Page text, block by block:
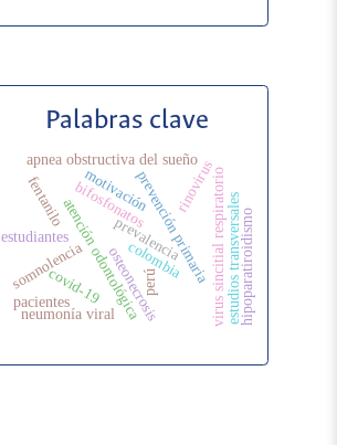
Palabras clave
bifosfonatos
osteonecrosis
atención odontológicaprevención primaria
apnea obstructiva del sueño
somnolencia
estudiantes prevalencia
covid-19 virus sincitial respiratorio
rinovirus
neumonía viral
colombia
pacientes
perú estudios transversales
motivación
fentanilo
hipoparatiroidismo